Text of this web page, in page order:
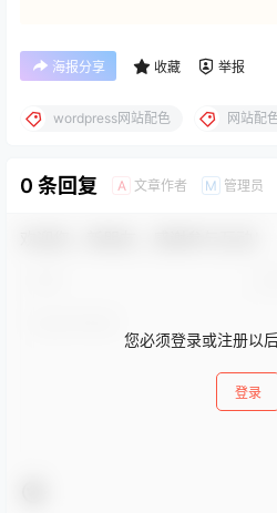
海报分享 收藏 举报
wordpress网站配色 网站配
0 条回复 A 文章作者 M 管理员
您必须登录或注册以
登录